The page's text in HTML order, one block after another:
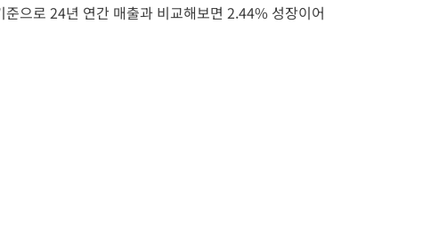
으로 24년 연간 매출과 비교해보면 2.44% 성장이어